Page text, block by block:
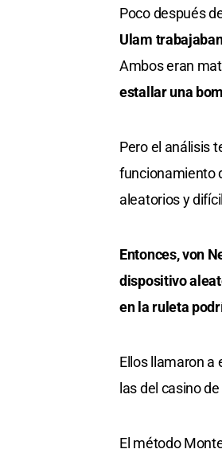
Poco después
Ulam
Ambos eran
estallar una
Pero el análisis
funcionamiento
aleatorios y
Entonces, von
dispositivo
en la ruleta
Ellos llamaron a
las del casino
El método